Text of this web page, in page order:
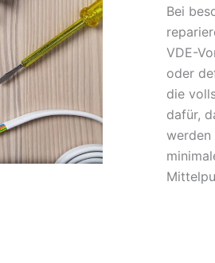
Bei
VDE-
oder
die
dafür,
werden